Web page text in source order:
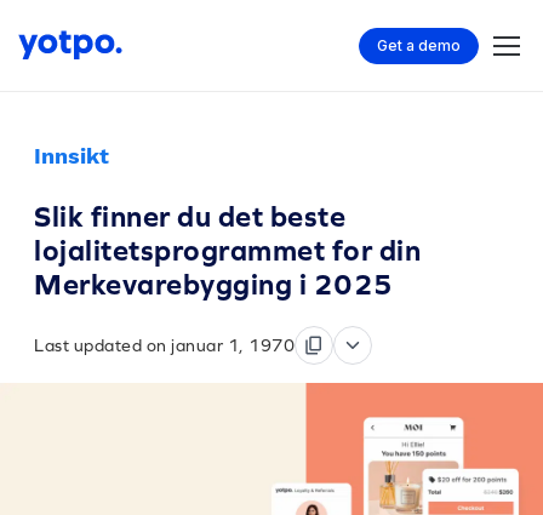
Get a demo
Innsikt
Slik finner du det beste
lojalitetsprogrammet for din
Merkevarebygging i 2025
Last updated on januar 1, 1970